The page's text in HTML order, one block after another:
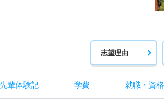
志望理由
先輩体験記 学費 就職・ 資格